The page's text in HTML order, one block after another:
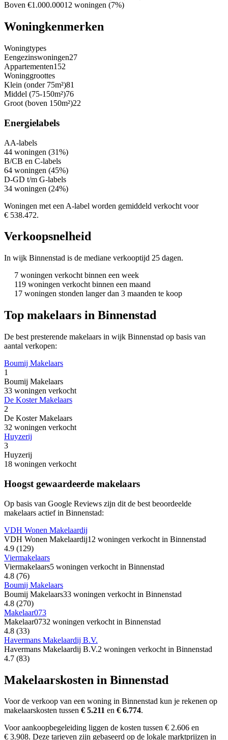
Boven €1.000.00012 woningen (7%)
Woningkenmerken
Woningtypes
Eengezinswoningen27
Appartementen152
Woninggroottes
Klein (onder 75m²)81
Middel (75-150m²)76
Groot (boven 150m²)22
Energielabels
AA-labels
44 woningen (31%)
B/CB en C-labels
64 woningen (45%)
D-GD t/m G-labels
34 woningen (24%)
Woningen met een A-label worden gemiddeld verkocht voor
€ 538.472.
Verkoopsnelheid
In wijk Binnenstad is de mediane verkooptijd 25 dagen.
7 woningen verkocht binnen een week
119 woningen verkocht binnen een maand
17 woningen stonden langer dan 3 maanden te koop
Top makelaars in Binnenstad
De best presterende makelaars in wijk Binnenstad op basis van
aantal verkopen:
Boumij Makelaars
1
Boumij Makelaars
33 woningen verkocht
De Koster Makelaars
2
De Koster Makelaars
32 woningen verkocht
Huyzerij
3
Huyzerij
18 woningen verkocht
Hoogst gewaardeerde makelaars
Op basis van Google Reviews zijn dit de best beoordeelde
makelaars actief in Binnenstad:
VDH Wonen Makelaardij
VDH Wonen Makelaardij12 woningen verkocht in Binnenstad
4.9 (129)
Viermakelaars
Viermakelaars5 woningen verkocht in Binnenstad
4.8 (76)
Boumij Makelaars
Boumij Makelaars33 woningen verkocht in Binnenstad
4.8 (270)
Makelaar073
Makelaar0732 woningen verkocht in Binnenstad
4.8 (33)
Havermans Makelaardij B.V.
Havermans Makelaardij B.V.2 woningen verkocht in Binnenstad
4.7 (83)
Makelaarskosten in Binnenstad
Voor de verkoop van een woning in Binnenstad kun je rekenen op
makelaarskosten tussen € 5.211 en € 6.774.
Voor aankoopbegeleiding liggen de kosten tussen € 2.606 en
€ 3.908. Deze tarieven zijn gebaseerd op de lokale marktprijzen in